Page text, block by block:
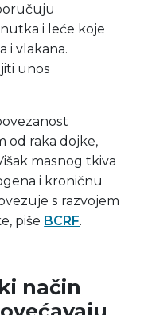
i leće koje
i vlakana.
unos
od raka dojke,
masnog tkiva
i kroničnu
s razvojem
piše BCRF.
način